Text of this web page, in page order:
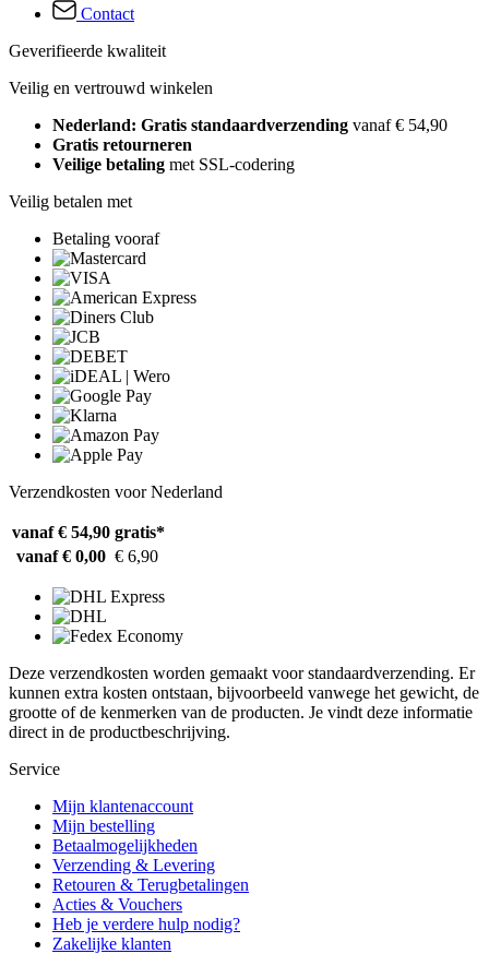
Contact
Geverifieerde kwaliteit
Veilig en vertrouwd winkelen
Nederland: Gratis standaardverzending vanaf € 54,90
Gratis retourneren
Veilige betaling met SSL-codering
Veilig betalen met
Betaling vooraf
Verzendkosten voor Nederland
vanaf € 54,90 gratis*
vanaf € 0,00 € 6,90
Deze verzendkosten worden gemaakt voor standaardverzending. Er
kunnen extra kosten ontstaan, bijvoorbeeld vanwege het gewicht, de
grootte of de kenmerken van de producten. Je vindt deze informatie
direct in de productbeschrijving.
Service
Mijn klantenaccount
Mijn bestelling
Betaalmogelijkheden
Verzending & Levering
Retouren & Terugbetalingen
Acties & Vouchers
Heb je verdere hulp nodig?
Zakelijke klanten